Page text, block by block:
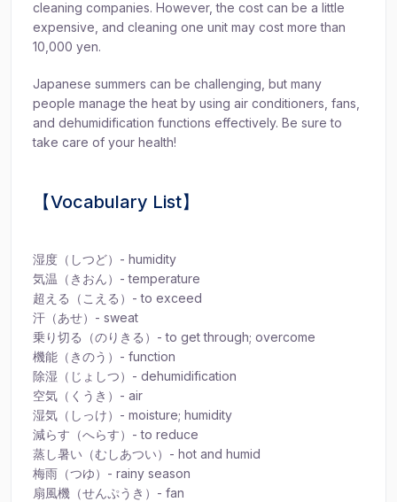
cleaning companies. However, the cost can be a little
expensive, and cleaning one unit may cost more than
10,000 yen.
Japanese summers can be challenging, but many
people manage the heat by using air conditioners, fans,
and dehumidification functions effectively. Be sure to
take care of your health!
【Vocabulary List】
湿度（しつど）- humidity
気温（きおん）- temperature
超える（こえる）- to exceed
汗（あせ）- sweat
乗り切る（のりきる）- to get through; overcome
機能（きのう）- function
除湿（じょしつ）- dehumidification
空気（くうき）- air
湿気（しっけ）- moisture; humidity
減らす（へらす）- to reduce
蒸し暑い（むしあつい）- hot and humid
梅雨（つゆ）- rainy season
扇風機（せんぷうき）- fan